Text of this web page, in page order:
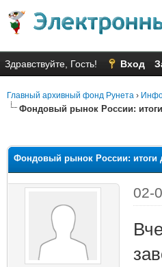
Здравствуйте, Гость! Вход
Главный архивный фонд Рунета ›
Фондовый рынок России:
Фондовый рынок России: итоги
02-